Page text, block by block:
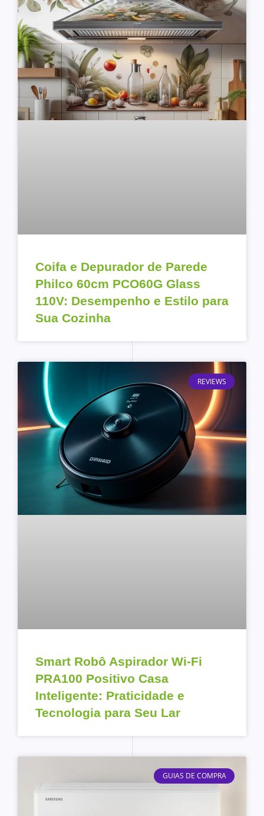
Coifa e Depurador de Parede
Philco 60cm PCO60G Glass
110V: Desempenho e Estilo para
Sua Cozinha
REVIEWS
Smart Robô Aspirador Wi-Fi
PRA100 Positivo Casa
Inteligente: Praticidade e
Tecnologia para Seu Lar
GUIAS DE COMPRA